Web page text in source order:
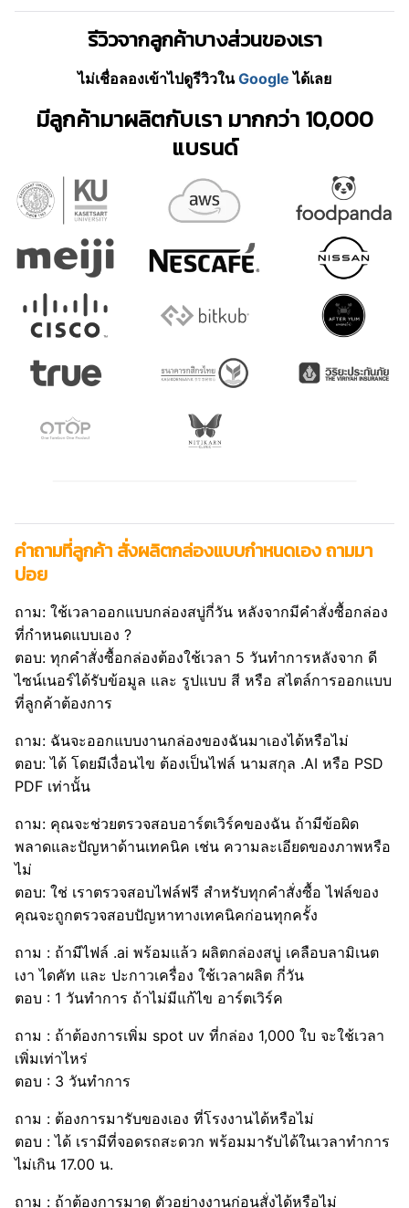
รีวิวจากลูกค้าบางส่วนของเรา
ไม่เชื่อลองเข้าไปดูรีวิวในGoogle ได้เลย
มีลูกค้ามาผลิตกับเรา มากกว่า 10,000
แบรนด์
คำถามที่ลูกค้า สั่งผลิตกล่องแบบกำหนดเอง ถามมา
บ่อย
ถาม: ใช้เวลาออกแบบกล่องสบู่กี่วัน หลังจากมีคำสั่งซื้อกล่อง
ที่กำหนดแบบเอง ?
ตอบ: ทุกคำสั่งซื้อกล่องต้องใช้เวลา 5 วันทำการหลังจาก ดี
ไซน์เนอร์ได้รับข้อมูล และ รูปแบบ สี หรือ สไตล์การออกแบบ
ที่ลูกค้าต้องการ
ถาม: ฉันจะออกแบบงานกล่องของฉันมาเองได้หรือไม่
ตอบ: ได้ โดยมีเงื่อนไข ต้องเป็นไฟล์ นามสกุล .AI หรือ PSD
PDF เท่านั้น
ถาม: คุณจะช่วยตรวจสอบอาร์ตเวิร์คของฉัน ถ้ามีข้อผิด
พลาดและปัญหาด้านเทคนิค เช่น ความละเอียดของภาพหรือ
ไม่
ตอบ: ใช่ เราตรวจสอบไฟล์ฟรี สำหรับทุกคำสั่งซื้อ ไฟล์ของ
คุณจะถูกตรวจสอบปัญหาทางเทคนิคก่อนทุกครั้ง
ถาม : ถ้ามีไฟล์ .ai พร้อมแล้ว ผลิตกล่องสบู่ เคลือบลามิเนต
เงา ไดคัท และ ปะกาวเครื่อง ใช้เวลาผลิต กี่วัน
ตอบ : 1 วันทำการ ถ้าไม่มีแก้ไข อาร์ตเวิร์ค
ถาม : ถ้าต้องการเพิ่ม spot uv ที่กล่อง 1,000 ใบ จะใช้เวลา
เพิ่มเท่าไหร่
ตอบ : 3 วันทำการ
ถาม : ต้องการมารับของเอง ที่โรงงานได้หรือไม่
ตอบ : ได้ เรามีที่จอดรถสะดวก พร้อมมารับได้ในเวลาทำการ
ไม่เกิน 17.00 น.
ถาม : ถ้าต้องการมาดู ตัวอย่างงานก่อนสั่งได้หรือไม่